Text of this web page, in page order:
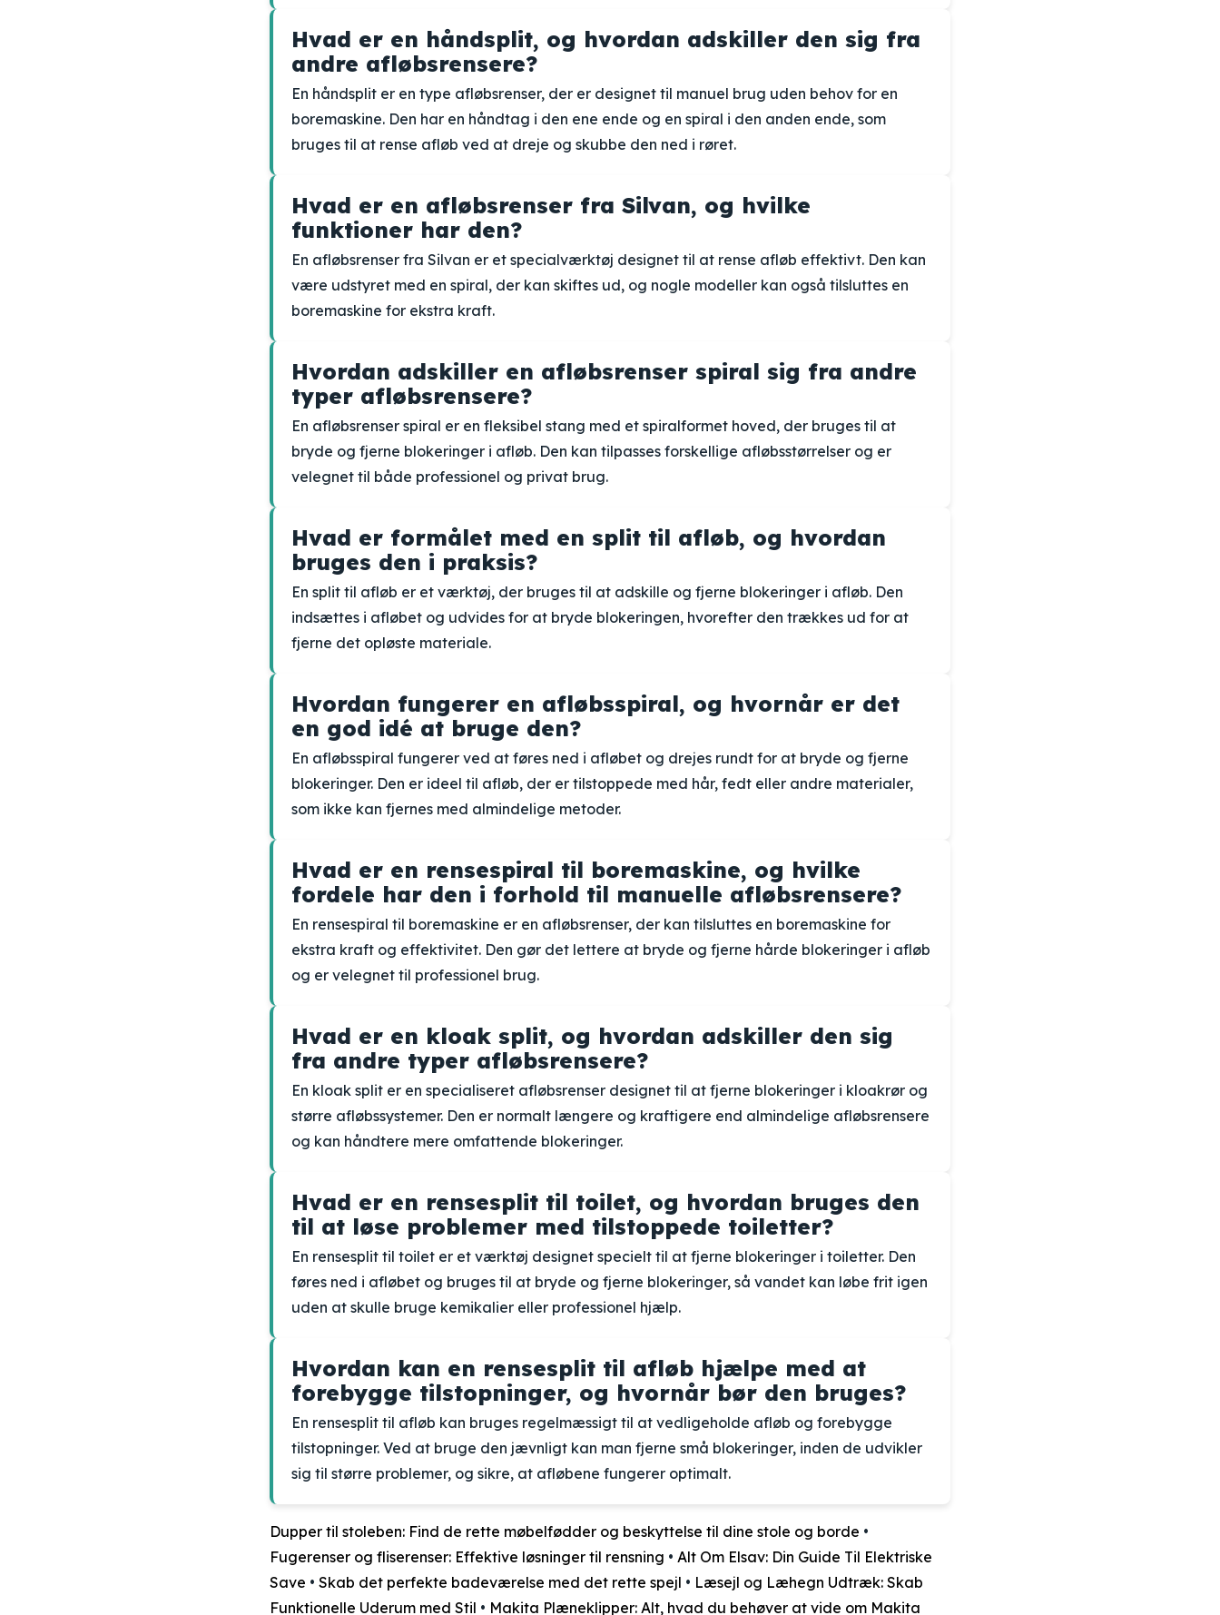
Hvad er en håndsplit, og hvordan adskiller den sig fra
andre afløbsrensere?
En håndsplit er en type afløbsrenser, der er designet til manuel brug uden behov for en
boremaskine. Den har en håndtag i den ene ende og en spiral i den anden ende, som
bruges til at rense afløb ved at dreje og skubbe den ned i røret.
Hvad er en afløbsrenser fra Silvan, og hvilke
funktioner har den?
En afløbsrenser fra Silvan er et specialværktøj designet til at rense afløb effektivt. Den kan
være udstyret med en spiral, der kan skiftes ud, og nogle modeller kan også tilsluttes en
boremaskine for ekstra kraft.
Hvordan adskiller en afløbsrenser spiral sig fra andre
typer afløbsrensere?
En afløbsrenser spiral er en fleksibel stang med et spiralformet hoved, der bruges til at
bryde og fjerne blokeringer i afløb. Den kan tilpasses forskellige afløbsstørrelser og er
velegnet til både professionel og privat brug.
Hvad er formålet med en split til afløb, og hvordan
bruges den i praksis?
En split til afløb er et værktøj, der bruges til at adskille og fjerne blokeringer i afløb. Den
indsættes i afløbet og udvides for at bryde blokeringen, hvorefter den trækkes ud for at
fjerne det opløste materiale.
Hvordan fungerer en afløbsspiral, og hvornår er det
en god idé at bruge den?
En afløbsspiral fungerer ved at føres ned i afløbet og drejes rundt for at bryde og fjerne
blokeringer. Den er ideel til afløb, der er tilstoppede med hår, fedt eller andre materialer,
som ikke kan fjernes med almindelige metoder.
Hvad er en rensespiral til boremaskine, og hvilke
fordele har den i forhold til manuelle afløbsrensere?
En rensespiral til boremaskine er en afløbsrenser, der kan tilsluttes en boremaskine for
ekstra kraft og effektivitet. Den gør det lettere at bryde og fjerne hårde blokeringer i afløb
og er velegnet til professionel brug.
Hvad er en kloak split, og hvordan adskiller den sig
fra andre typer afløbsrensere?
En kloak split er en specialiseret afløbsrenser designet til at fjerne blokeringer i kloakrør og
større afløbssystemer. Den er normalt længere og kraftigere end almindelige afløbsrensere
og kan håndtere mere omfattende blokeringer.
Hvad er en rensesplit til toilet, og hvordan bruges den
til at løse problemer med tilstoppede toiletter?
En rensesplit til toilet er et værktøj designet specielt til at fjerne blokeringer i toiletter. Den
føres ned i afløbet og bruges til at bryde og fjerne blokeringer, så vandet kan løbe frit igen
uden at skulle bruge kemikalier eller professionel hjælp.
Hvordan kan en rensesplit til afløb hjælpe med at
forebygge tilstopninger, og hvornår bør den bruges?
En rensesplit til afløb kan bruges regelmæssigt til at vedligeholde afløb og forebygge
tilstopninger. Ved at bruge den jævnligt kan man fjerne små blokeringer, inden de udvikler
sig til større problemer, og sikre, at afløbene fungerer optimalt.
Dupper til stoleben: Find de rette møbelfødder og beskyttelse til dine stole og borde •
Fugerenser og fliserenser: Effektive løsninger til rensning • Alt Om Elsav: Din Guide Til Elektriske
Save • Skab det perfekte badeværelse med det rette spejl • Læsejl og Læhegn Udtræk: Skab
Funktionelle Uderum med Stil • Makita Plæneklipper: Alt, hvad du behøver at vide om Makita